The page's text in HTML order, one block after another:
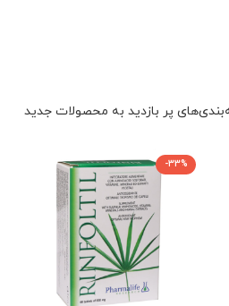
پر بازدید به محصولات جدید
-33%